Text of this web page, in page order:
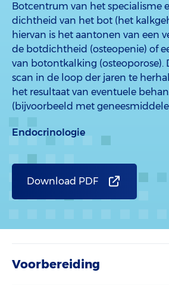
Botcentrum van het specialisme
dichtheid van het bot (het
hiervan is het aantonen van een
de botdichtheid (osteopenie) of
van botontkalking (osteoporose).
scan in de loop der jaren te
het resultaat van eventuele
(bijvoorbeeld met
Endocrinologie
Download PDF
Voorbereiding